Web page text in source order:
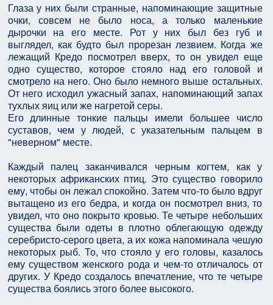
Глаза у них были странные, напоминающие защитные
очки, совсем не было носа, а только маленькие
дырочки на его месте. Рот у них был без губ и
выглядел, как будто был прорезан лезвием. Когда же
лежащий Кредо посмотрел вверх, то он увидел еще
одно существо, которое стояло над его головой и
смотрело на него. Оно было немного выше остальных.
От него исходил ужасный запах, напоминающий запах
тухлых яиц или же нагретой серы.
Его длинные тонкие пальцы имели большее число
суставов, чем у людей, с указательным пальцем в
"неверном" месте.
Каждый палец заканчивался черным когтем, как у
некоторых африканских птиц. Это существо говорило
ему, чтобы он лежал спокойно. Затем что-то было вдруг
вытащено из его бедра, и когда он посмотрел вниз, то
увидел, что оно покрыто кровью. Те четыре небольших
существа были одеты в плотно облегающую одежду
серебристо-серого цвета, а их кожа напоминала чешую
некоторых рыб. То, что стояло у его головы, казалось
ему существом женского рода и чем-то отличалось от
других. У Кредо создалось впечатление, что те четыре
существа боялись этого более высокого.